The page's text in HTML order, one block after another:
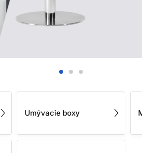
Umývacie boxy